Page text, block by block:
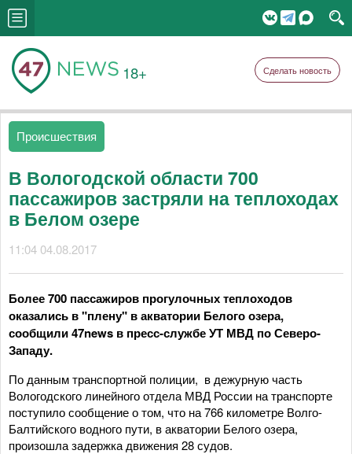
18+ Сделать новость
Происшествия
В Вологодской области 700
пассажиров застряли на теплоходах
в Белом озере
11:04 04.08.2017
Более 700 пассажиров прогулочных теплоходов
оказались в "плену" в акватории Белого озера,
сообщили 47news в пресс-службе УТ МВД по Северо-
Западу.
По данным транспортной полиции, в дежурную часть
Вологодского линейного отдела МВД России на транспорте
поступило сообщение о том, что на 766 километре Волго-
Балтийского водного пути, в акватории Белого озера,
произошла задержка движения 28 судов.